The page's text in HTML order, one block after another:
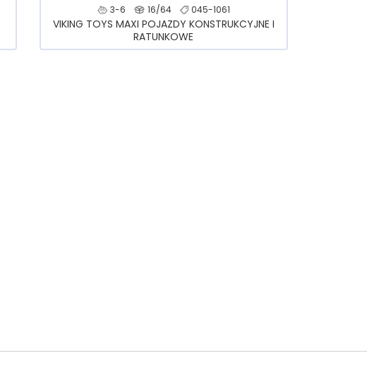
3-6 16/64 045-1061
VIKING TOYS MAXI POJAZDY KONSTRUKCYJNE I
RATUNKOWE